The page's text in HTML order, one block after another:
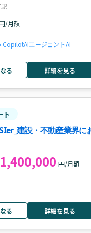
/月額
CopilotAIエージェントAI
る 詳細を見る
ト
建設・不動産業界に
進支援
円/月額
る 詳細を見る